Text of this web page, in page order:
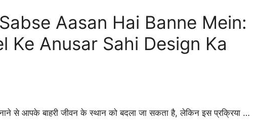
Aasan Hai Banne Mein:
Ke Anusar Sahi Design Ka
आपके बाहरी जीवन के स्थान को बदला जा सकता है, लेकिन इस प्रक्रिया …